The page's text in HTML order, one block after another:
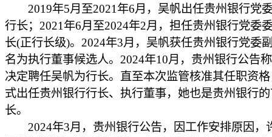
2019年5月至2021年6月，吴帆出任贵州银行党
行长；2021年6月至2024年2月，担任贵州银行党委
长(正行长级)。2024年3月，吴帆获任贵州银行党委
名为执行董事候选人。2024年10月，贵州银行公告
决定聘任吴帆为行长。直至本次监管核准其任职资
式出任贵州银行行长、执行董事，她也是贵州银行
长。
2024年3月，贵州银行公告，因工作安排原因，